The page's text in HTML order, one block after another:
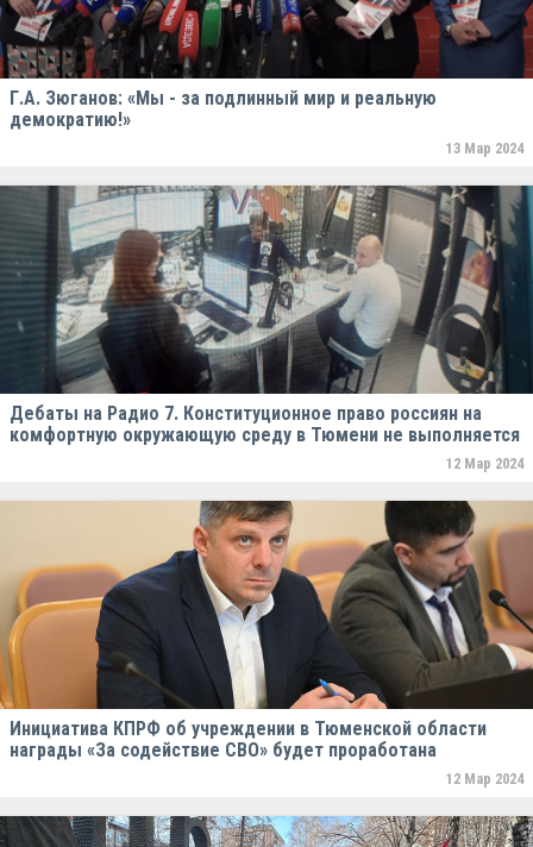
Г.А. Зюганов: «Мы - за подлинный мир и реальную
демократию!»
13 Мар 2024
Дебаты на Радио 7. Конституционное право россиян на
комфортную окружающую среду в Тюмени не выполняется
12 Мар 2024
Инициатива КПРФ об учреждении в Тюменской области
награды «За содействие СВО» будет проработана
12 Мар 2024